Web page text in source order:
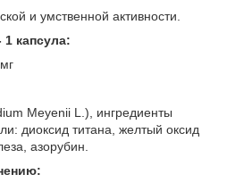
и умственной активности.
1 капсула:
Meyenii L.), ингредиенты
диоксид титана, желтый оксид
азорубин.